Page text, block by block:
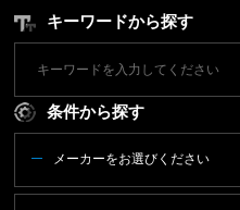
キーワードから探す
条件から探す
メーカーをお選びください